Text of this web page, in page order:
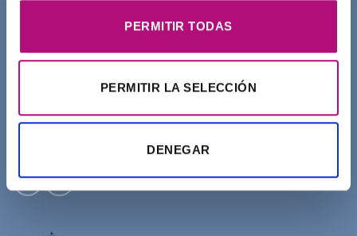
PERMITIR TODAS
PERMITIR LA SELECCIÓN
DENEGAR
SOBRE NOSOTROS